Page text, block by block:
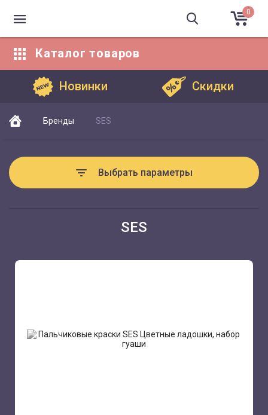
0
Каталог товаров
Новинки Скидки
Бренды SES
Выбрать параметры
SES